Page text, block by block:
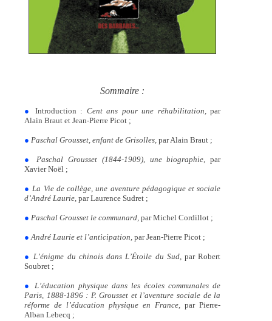
Sommaire :
● Introduction : Cent ans pour une réhabilitation,
par
Alain Braut et Jean-Pierre Picot ;
● Paschal Grousset, enfant de Grisolles, par Alain Braut ;
● Paschal Grousset (1844-1909), une biographie,
par
Xavier Noël ;
● La Vie de collège, une aventure pédagogique et sociale
d’André ­Laurie, par Laurence Sudret ;
● Paschal Grousset le communard, par Michel Cordillot ;
● André Laurie et l’anticipation, par Jean-Pierre Picot ;
● L’énigme du chinois dans L’Étoile du Sud, par Robert
Soubret ;
●
L’éducation physique dans les écoles communales de
Paris, 1888-1896 : P. Grousset et l’aventure sociale de la
réforme de l’éducation physique en France , par Pierre-
Alban Lebecq ;